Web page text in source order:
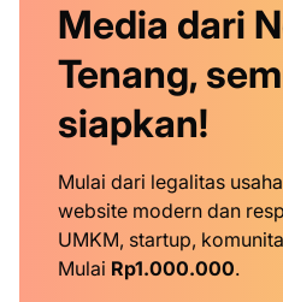
Media dari
Tenang,
siapkan!
Mulai dari legalitas
website modern dan
UMKM, startup,
Mulai Rp1.000.000.